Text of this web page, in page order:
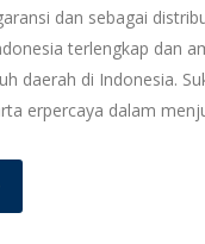
dan sebagai
terlengkap dan
daerah di Indonesia.
erpercaya dalam